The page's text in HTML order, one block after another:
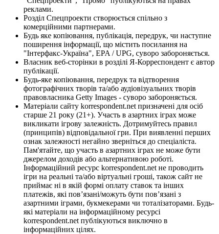
реклами.
Розділ Спецпроекти створюється спільно з
комерційними партнерами.
Будь яке копіювання, публікація, передрук, чи наступне
поширення інформації, що містить посилання на
"Інтерфакс-Україна", EPA / UPG, суворо забороняється.
Власник веб-сторінки в розділі Я-Корреспондент є автор
публікації.
Будь-яке копіювання, передрук та відтворення
фотографічних творів та/або аудіовізуальних творів
правовласника Getty Images - суворо забороняється.
Матеріали сайту korrespondent.net призначені для осіб
старше 21 року (21+). Участь в азартних іграх може
викликати ігрову залежність. Дотримуйтесь правил
(принципів) відповідальної гри. При виявленні перших
ознак залежності негайно зверніться до спеціаліста.
Пам'ятайте, що участь в азартних іграх не може бути
джерелом доходів або альтернативою роботі.
Інформаційний ресурс korrespondent.net не проводить
ігри на реальні та/або віртуальні гроші, також сайт не
приймає ні в якій формі оплату ставок та інших
платежів, які пов’язані/можуть бути пов’язані з
азартними іграми, букмекерами чи тоталізаторами. Будь-
які матеріали на інформаційному ресурсі
korrespondent.net публікуються виключно в
інформаційних цілях.